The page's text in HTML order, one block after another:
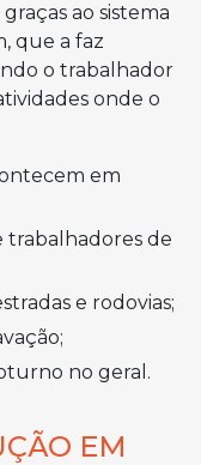
ao sistema
que a faz
o trabalhador
onde o
e rodovias;
no geral.
EM